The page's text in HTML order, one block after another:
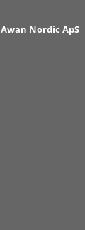
Awan Nordic ApS